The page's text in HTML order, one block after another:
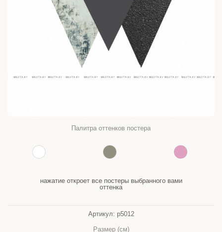
Палитра оттенков постера
нажатие откроет все постеры выбранного вами
оттенка
Артикул: p5012
Размер (см)